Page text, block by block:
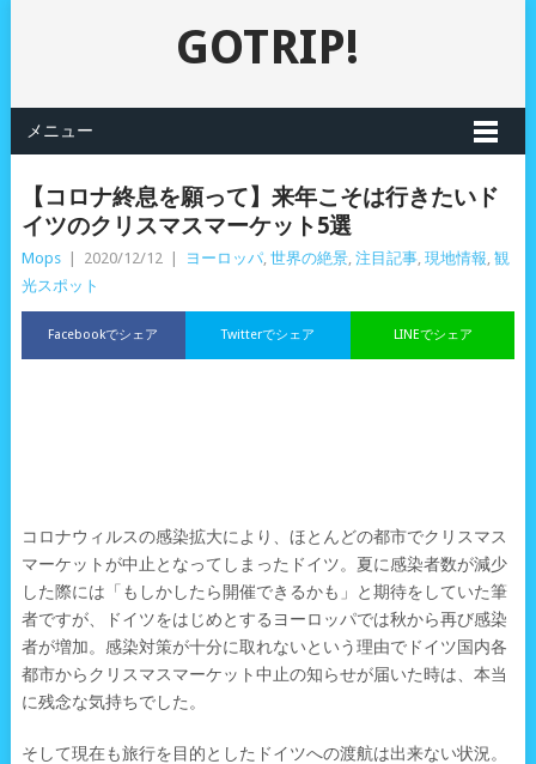
GOTRIP!
メニュー
【コロナ終息を願って】来年こそは行きたいド
イツのクリスマスマーケット5選
Mops 2020/12/12 ヨーロッパ, 世界の絶景, 注目記事, 現地情報, 観
光スポット
Facebookでシェア LINEでシェア
Twitterでシェア
コロナウィルスの感染拡大により、ほとんどの都市でクリスマス
マーケットが中止となってしまったドイツ。夏に感染者数が減少
した際には「もしかしたら開催できるかも」と期待をしていた筆
者ですが、ドイツをはじめとするヨーロッパでは秋から再び感染
者が増加。感染対策が十分に取れないという理由でドイツ国内各
都市からクリスマスマーケット中止の知らせが届いた時は、本当
に残念な気持ちでした。
そして現在も旅行を目的としたドイツへの渡航は出来ない状況。